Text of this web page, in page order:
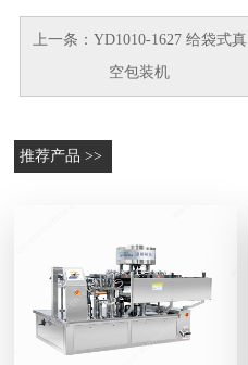
上一条： YD1010-1627 给袋式真
空包装机
推荐产品 >>